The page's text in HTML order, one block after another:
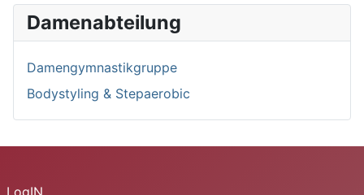
Damenabteilung
Damengymnastikgruppe
Bodystyling & Stepaerobic
LogIN